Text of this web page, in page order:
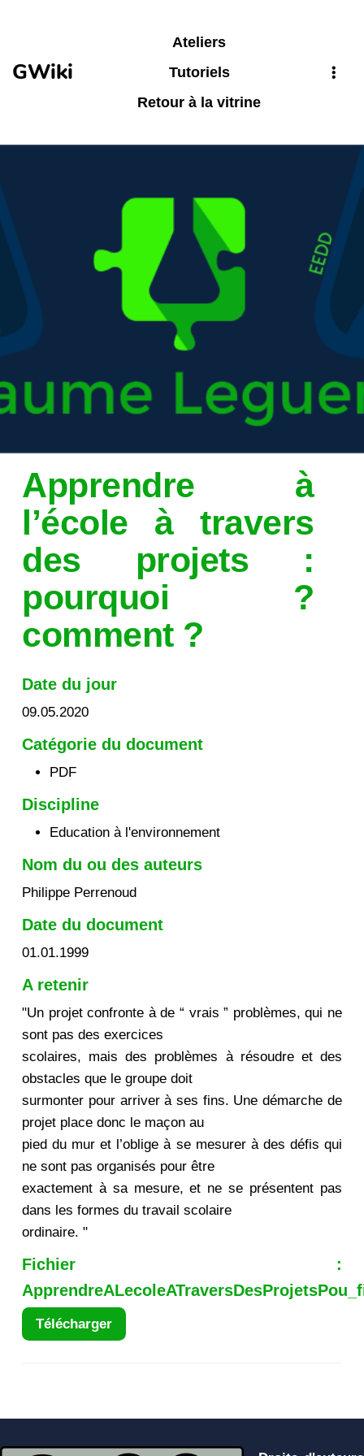
GWiki
Ateliers
Tutoriels
Retour à la vitrine
Apprendre à
l’école à travers
des projets :
pourquoi ?
comment ?
Date du jour
09.05.2020
Catégorie du document
PDF
Discipline
Education à l'environnement
Nom du ou des auteurs
Philippe Perrenoud
Date du document
01.01.1999
A retenir
"Un projet confronte à de “ vrais ” problèmes, qui ne
sont pas des exercices
scolaires, mais des problèmes à résoudre et des
obstacles que le groupe doit
surmonter pour arriver à ses fins. Une démarche de
projet place donc le maçon au
pied du mur et l’oblige à se mesurer à des défis qui
ne sont pas organisés pour être
exactement à sa mesure, et ne se présentent pas
dans les formes du travail scolaire
ordinaire. "
Fichier :
Télécharger